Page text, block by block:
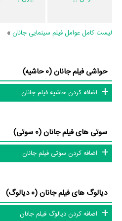
تاکنون در صفحه اختصاصی فیلم جانان در
پژوهشگران و مردم ثبت شده است؛ در
سوتی فیلم جانان و نقد فیلم جانان هنوز
شما به این حد قانع نیستیم؛ باید به‌کمک
دایرة‌المعارف آنلاین و بانک اطلاعات
لیست کامل عوامل فیلم سینمایی جانان»
حواشی فیلم جانان (0 حاشیه)
اضافه کردن حاشیه فیلم جانان
سوتی های فیلم جانان (0 سوتی)
اضافه کردن سوتی فیلم جانان
دیالوگ های فیلم جانان (0 دیالوگ)
اضافه کردن دیالوگ فیلم جانان